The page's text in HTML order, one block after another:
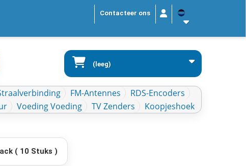
Contacteer ons
(leeg)
FM-Antennes
RDS-Encoders
Voeding Voeding TV Zenders Koopjeshoek
( 10 Stuks )